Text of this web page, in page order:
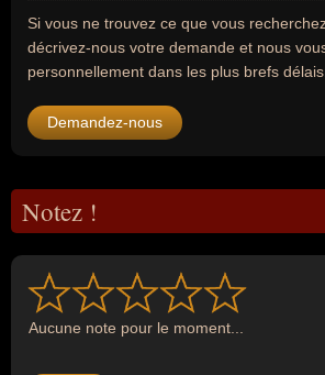
Si vous ne trouvez ce que vous
décrivez-nous votre demande et nous
personnellement dans les plus brefs délais.
Demandez-nous
Notez !
Aucune note pour le moment...